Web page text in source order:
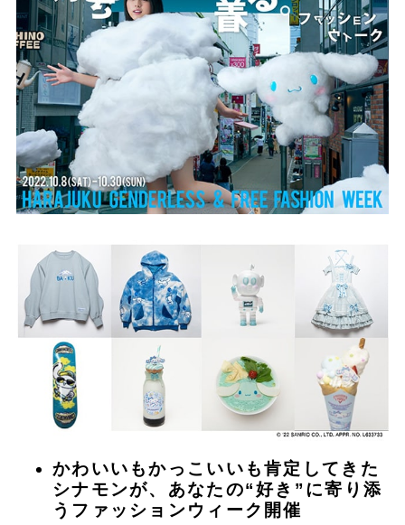
かわいいもかっこいいも肯定してきた
シナモンが、あなたの“好き”に寄り添
うファッションウィーク開催